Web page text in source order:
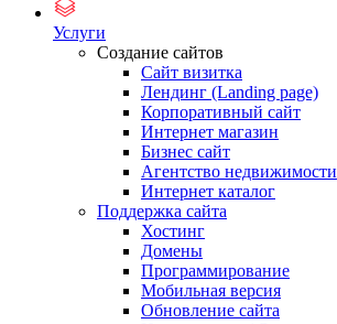
Услуги
Создание сайтов
Сайт визитка
Лендинг (Landing page)
Корпоративный сайт
Интернет магазин
Бизнес сайт
Агентство недвижимости
Интернет каталог
Поддержка сайта
Хостинг
Домены
Программирование
Мобильная версия
Обновление сайта